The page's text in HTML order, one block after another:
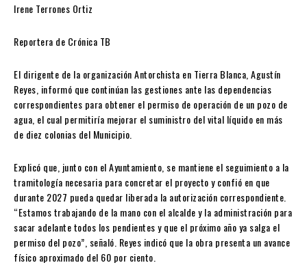
Irene Terrones Ortiz
Reportera de Crónica TB
El dirigente de la organización Antorchista en Tierra Blanca, Agustín
Reyes, informó que continúan las gestiones ante las dependencias
correspondientes para obtener el permiso de operación de un pozo de
agua, el cual permitiría mejorar el suministro del vital líquido en más
de diez colonias del Municipio.
Explicó que, junto con el Ayuntamiento, se mantiene el seguimiento a la
tramitología necesaria para concretar el proyecto y confió en que
durante 2027 pueda quedar liberada la autorización correspondiente.
“Estamos trabajando de la mano con el alcalde y la administración para
sacar adelante todos los pendientes y que el próximo año ya salga el
permiso del pozo”, señaló. Reyes indicó que la obra presenta un avance
físico aproximado del 60 por ciento.